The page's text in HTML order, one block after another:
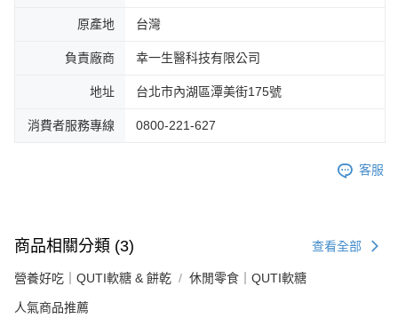
原產地 台灣
負責廠商 幸一生醫科技有限公司
地址 台北市內湖區潭美街175號
消費者服務專線 0800-221-627
客服
商品相關分類 (3) 查看全部
營養好吃｜QUTI軟糖 & 餅乾 休閒零食｜QUTI軟糖
人氣商品推薦